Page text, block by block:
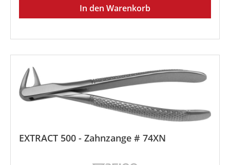
In den Warenkorb
EXTRACT 500 - Zahnzange # 74XN